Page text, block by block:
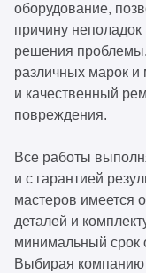
оборудование,
причину
решения
различных марок
и качественный
повреждения.
Все работы
и с гарантией
мастеров имеется
деталей и
минимальный срок
Выбирая